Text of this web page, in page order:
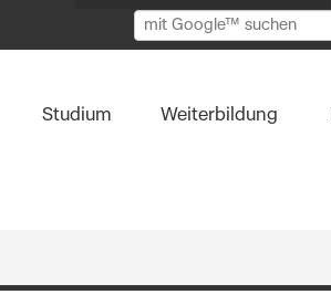
Studium Weiterbildung